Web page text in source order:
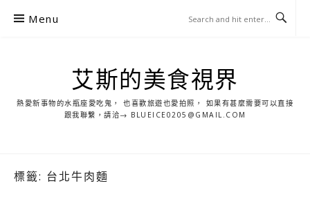
Menu
艾斯的美食視界
熱愛新事物的水瓶座愛吃鬼， 也喜歡旅遊也愛拍照， 如果有甚麼需要可以直接
跟我聯繫，請洽→ BLUEICE0205@GMAIL.COM
標籤: 台北牛肉麵